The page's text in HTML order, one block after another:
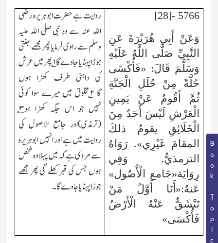
Book Topic
5766 -[28]
وَعَنْ
أَبِي هُرَيْرَةَ عَنِ
النَّبِيِّ صَلَّى اللَّهُ عَلَيْهِ
وَسَلَّمَ قَالَ: «فَأُكْسَى
حُلَّةً مِنْ حُلَلِ الْجَنَّةِ
ثُمَّ أَقُومُ عَنْ يَمِينِ
الْعَرْشِ لَيْسَ أَحَدٌ مِنَ
الْخَلَائِقِ يقومُ ذلكَ
المقامَ غَيْرِي». رَوَاهُ
الترمذيُّ. وَفِي
رِوَايَة«جَامع الْأُصُول»
عَنهُ:«أَنَا أَوَّلُ مَنْ
تَنْشَقُّ عَنْهُ الْأَرْضُ
فَأُكْسَى»
روایت ہے حضرت ابوہریرہ رضی
الله عنہ سے وہ نبی صلی الله علیہ
وسلم سے راوی فرمایا پھر مجھے جنتی
جوڑا پہنایا جاوے گا ۱؎ پھر میں عرش
کی داہنی طرف کھڑا ہوں
گا۲؎مخلوق میں میرے سوا کوئی
نہیں جو اس جگہ کھڑا ہو۳؎
(ترمذی)اور جامع الاصول کی
روایت میں ہے اور انہیں ابوہریرہ
سے مروی ہے کہ میں پہلا وہ شخص
ہوں جس کی قبر کھلے گی پھر مجھے
جوڑا پہنایا جاوے گا۔